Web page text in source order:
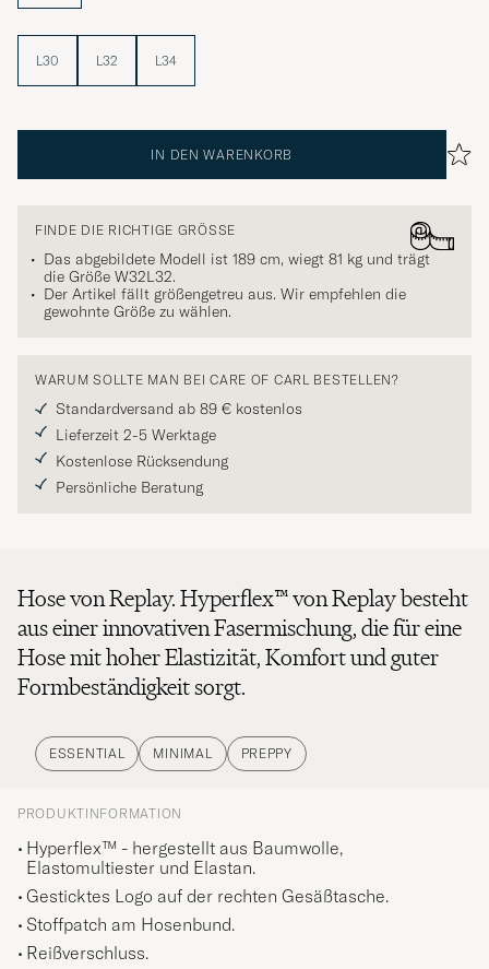
L30 L32 L34
IN DEN WARENKORB
FINDE DIE RICHTIGE GRÖSSE
Das abgebildete Modell ist 189 cm, wiegt 81 kg und trägt
die Größe W32L32.
Der Artikel fällt größengetreu aus. Wir empfehlen die
gewohnte Größe zu wählen.
WARUM SOLLTE MAN BEI CARE OF CARL BESTELLEN?
Standardversand ab 89 € kostenlos
Lieferzeit 2-5 Werktage
Kostenlose Rücksendung
Persönliche Beratung
Hose von Replay. Hyperflex™ von Replay besteht
aus einer innovativen Fasermischung, die für eine
Hose mit hoher Elastizität, Komfort und guter
Formbeständigkeit sorgt.
ESSENTIAL MINIMAL PREPPY
PRODUKTINFORMATION
Hyperflex™ - hergestellt aus Baumwolle,
Elastomultiester und Elastan.
Gesticktes Logo auf der rechten Gesäßtasche.
Stoffpatch am Hosenbund.
Reißverschluss.